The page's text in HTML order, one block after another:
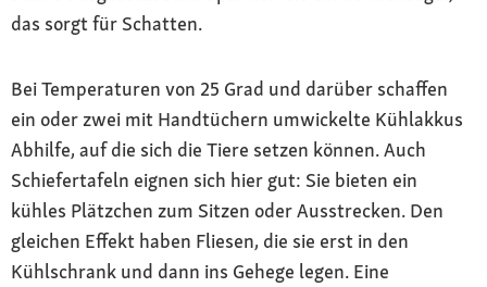
das sorgt für Schatten.
Bei Temperaturen von 25 Grad und darüber schaffen
ein oder zwei mit Handtüchern umwickelte Kühlakkus
Abhilfe, auf die sich die Tiere setzen können. Auch
Schiefertafeln eignen sich hier gut: Sie bieten ein
kühles Plätzchen zum Sitzen oder Ausstrecken. Den
gleichen Effekt haben Fliesen, die sie erst in den
Kühlschrank und dann ins Gehege legen. Eine